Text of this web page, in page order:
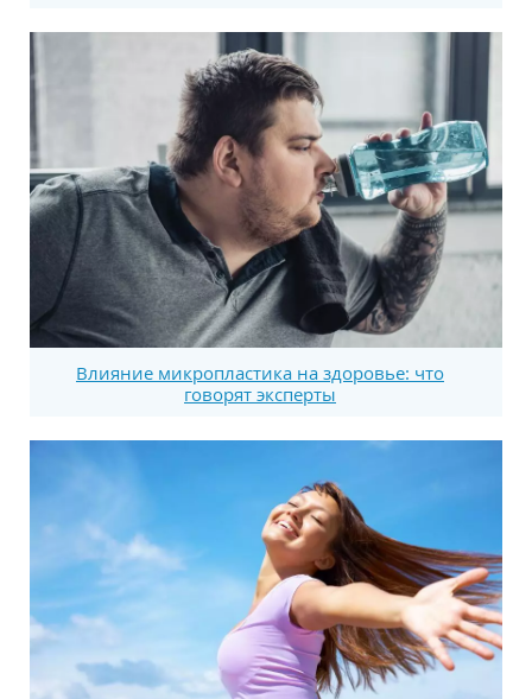
Влияние микропластика на здоровье: что
говорят эксперты